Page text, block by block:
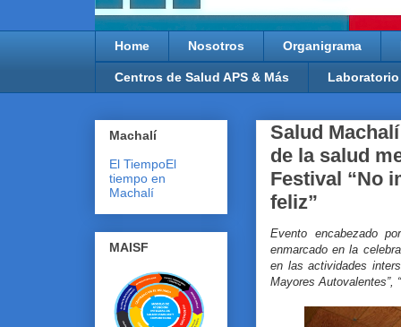
Home Nosotros Organigrama
Centros de Salud APS & Más Laboratorio
Salud
de la salud
Festival “No
feliz”
Evento encabezado
enmarcado en la
en las actividades
Mayores Autovalentes”,
Machalí
El TiempoEl
tiempo en
Machalí
MAISF